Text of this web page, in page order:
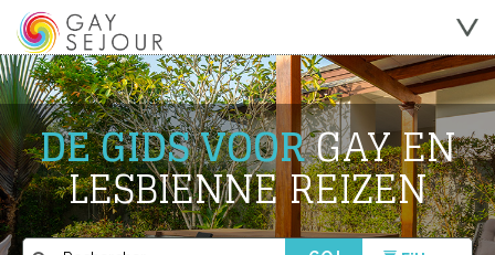
DE GIDS VOORGAY EN
LESBIENNE REIZEN